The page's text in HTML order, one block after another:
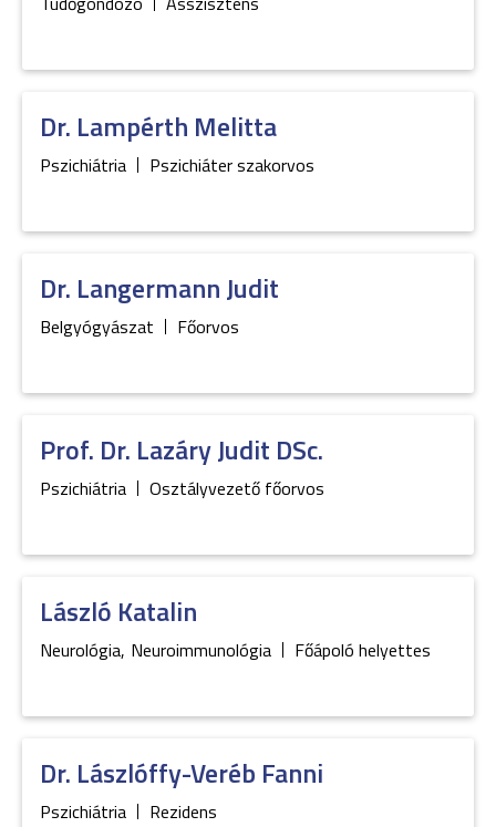
Dr. Lampérth Melitta
Pszichiátria Pszichiáter szakorvos
Dr. LangermannJudit
Belgyógyászat Főorvos
Prof. Dr. LazáryJudit DSc.
Pszichiátria Osztályvezető főorvos
László Katalin
Neurológia, Neuroimmunológia Főápoló helyettes
Dr. Lászlóffy-Veréb Fanni
Pszichiátria Rezidens